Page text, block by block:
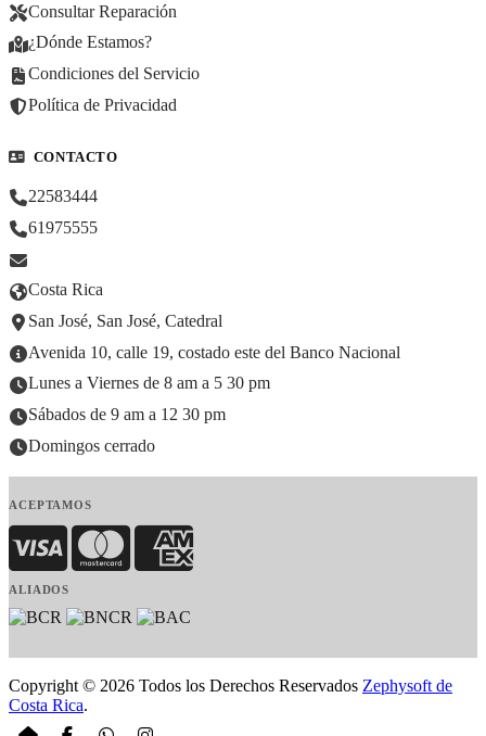
Consultar Reparación
¿Dónde Estamos?
Condiciones del Servicio
Política de Privacidad
CONTACTO
22583444
61975555
Costa Rica
San José, San José, Catedral
Avenida 10, calle 19, costado este del Banco Nacional
Lunes a Viernes de 8 am a 5 30 pm
Sábados de 9 am a 12 30 pm
Domingos cerrado
ACEPTAMOS
Visa MasterCardAmerican Express
ALIADOS
Copyright © 2026 Todos los Derechos Reservados Zephysoft de
Costa Rica.